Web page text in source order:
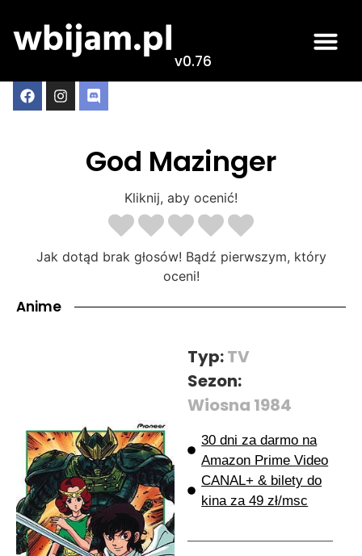
v0.76
God Mazinger
Kliknij, aby ocenić!
Jak dotąd brak głosów! Bądź pierwszym, który
oceni!
Anime
Typ:TV
Sezon:
Wiosna 1984
30 dni za darmo na
Amazon Prime Video
CANAL+ & bilety do
kina za 49 zł/msc